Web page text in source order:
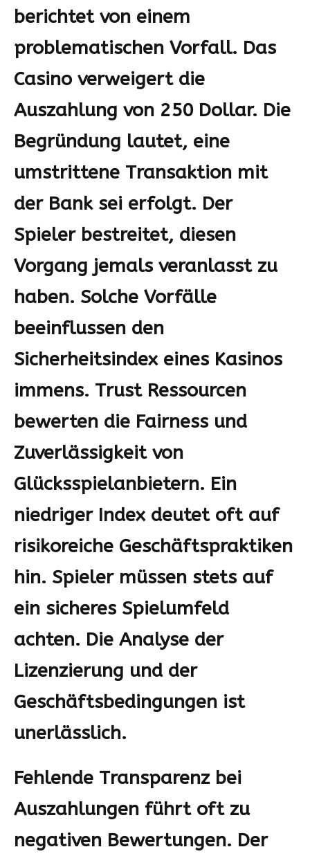
berichtet von einem
problematischen Vorfall. Das
Casino verweigert die
Auszahlung von 250 Dollar. Die
Begründung lautet, eine
umstrittene Transaktion mit
der Bank sei erfolgt. Der
Spieler bestreitet, diesen
Vorgang jemals veranlasst zu
haben. Solche Vorfälle
beeinflussen den
Sicherheitsindex eines Kasinos
immens. Trust Ressourcen
bewerten die Fairness und
Zuverlässigkeit von
Glücksspielanbietern. Ein
niedriger Index deutet oft auf
risikoreiche Geschäftspraktiken
hin. Spieler müssen stets auf
ein sicheres Spielumfeld
achten. Die Analyse der
Lizenzierung und der
Geschäftsbedingungen ist
unerlässlich.
Fehlende Transparenz bei
Auszahlungen führt oft zu
negativen Bewertungen. Der